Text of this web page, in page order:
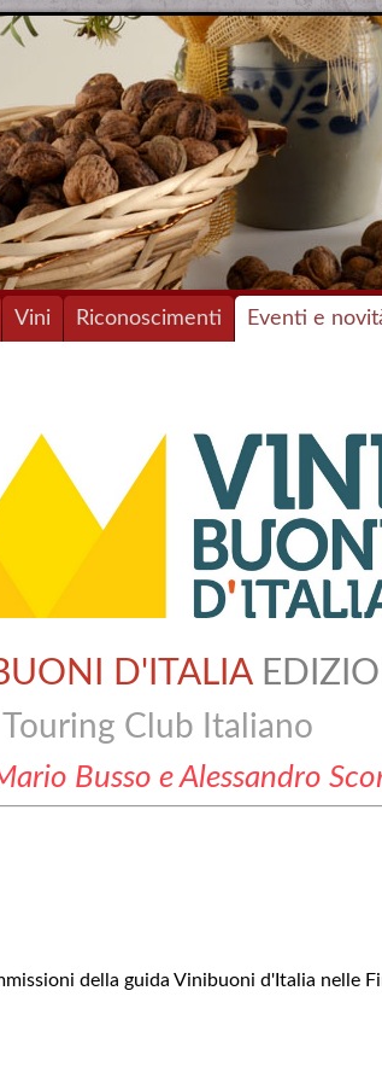
Vini Riconoscimenti Eventi e
D'ITALIA
Touring Club Italiano
Busso e Alessandro
della guida Vinibuoni d'Italia nelle